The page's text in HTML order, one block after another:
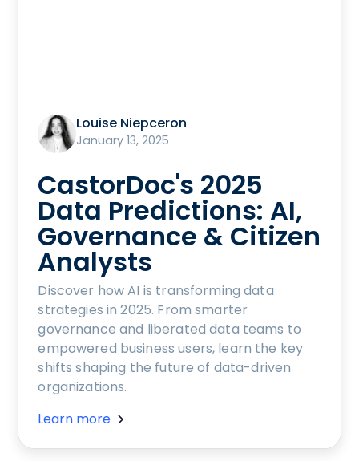
Louise Niepceron
January 13, 2025
CastorDoc's 2025
Data Predictions: AI,
Governance & Citizen
Analysts
Discover how AI is transforming data
strategies in 2025. From smarter
governance and liberated data teams to
empowered business users, learn the key
shifts shaping the future of data-driven
organizations.
Learn more